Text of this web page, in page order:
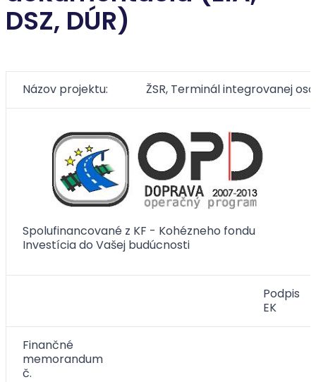
DSZ, DÚR)
Názov projektu: ŽSR, Terminál integrovanej
Spolufinancované z KF - Kohézneho fondu
Investícia do Vašej budúcnosti
Podpis
EK
Finančné
memorandum
č.